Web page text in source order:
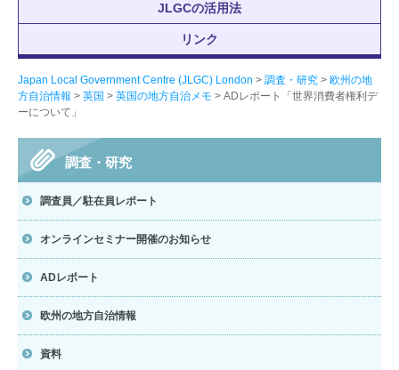
JLGCの活用法
リンク
Japan Local Government Centre (JLGC) London > 調査・研究 > 欧州の地
方自治情報 > 英国 > 英国の地方自治メモ > ADレポート「世界消費者権利デ
ーについて」
調査・研究
調査員／駐在員レポート
オンラインセミナー開催のお知らせ
ADレポート
欧州の地方自治情報
資料